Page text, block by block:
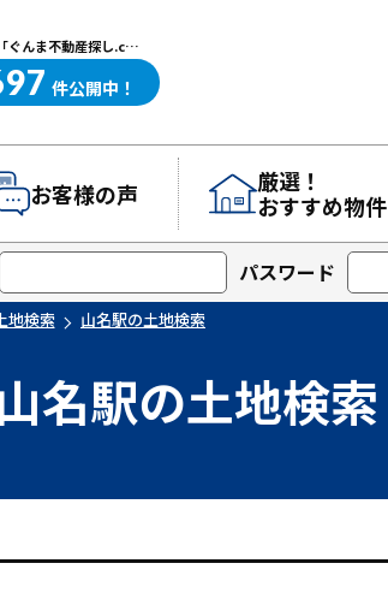
山名駅の土地検索｜高崎・前橋エリアを中心に群馬県の戸建て・マンションを探すなら「ぐんま不動産探し.com」
動産探し.com
件公開中！
お客様の声
厳選！
おすすめ物件
パスワード
地検索 山名駅の土地検索
名駅の土地検索